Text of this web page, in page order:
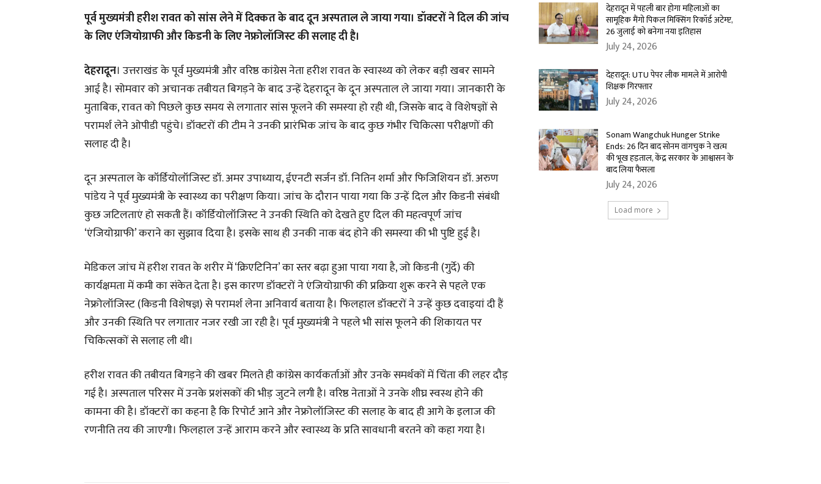
पूर्व मुख्यमंत्री हरीश रावत को सांस लेने में दिक्कत के बाद दून अस्पताल ले जाया गया। डॉक्टरों ने दिल की जांच
के लिए एंजियोग्राफी और किडनी के लिए नेफ्रोलॉजिस्ट की सलाह दी है।
देहरादून। उत्तराखंड के पूर्व मुख्यमंत्री और वरिष्ठ कांग्रेस नेता हरीश रावत के स्वास्थ्य को लेकर बड़ी खबर सामने
आई है। सोमवार को अचानक तबीयत बिगड़ने के बाद उन्हें देहरादून के दून अस्पताल ले जाया गया। जानकारी के
मुताबिक, रावत को पिछले कुछ समय से लगातार सांस फूलने की समस्या हो रही थी, जिसके बाद वे विशेषज्ञों से
परामर्श लेने ओपीडी पहुंचे। डॉक्टरों की टीम ने उनकी प्रारंभिक जांच के बाद कुछ गंभीर चिकित्सा परीक्षणों की
सलाह दी है।
दून अस्पताल के कॉर्डियोलॉजिस्ट डॉ. अमर उपाध्याय, ईएनटी सर्जन डॉ. नितिन शर्मा और फिजिशियन डॉ. अरुण
पांडेय ने पूर्व मुख्यमंत्री के स्वास्थ्य का परीक्षण किया। जांच के दौरान पाया गया कि उन्हें दिल और किडनी संबंधी
कुछ जटिलताएं हो सकती हैं। कॉर्डियोलॉजिस्ट ने उनकी स्थिति को देखते हुए दिल की महत्वपूर्ण जांच
‘एंजियोग्राफी’ कराने का सुझाव दिया है। इसके साथ ही उनकी नाक बंद होने की समस्या की भी पुष्टि हुई है।
मेडिकल जांच में हरीश रावत के शरीर में ‘क्रिएटिनिन’ का स्तर बढ़ा हुआ पाया गया है, जो किडनी (गुर्दे) की
कार्यक्षमता में कमी का संकेत देता है। इस कारण डॉक्टरों ने एंजियोग्राफी की प्रक्रिया शुरू करने से पहले एक
नेफ्रोलॉजिस्ट (किडनी विशेषज्ञ) से परामर्श लेना अनिवार्य बताया है। फिलहाल डॉक्टरों ने उन्हें कुछ दवाइयां दी हैं
और उनकी स्थिति पर लगातार नजर रखी जा रही है। पूर्व मुख्यमंत्री ने पहले भी सांस फूलने की शिकायत पर
चिकित्सकों से सलाह ली थी।
हरीश रावत की तबीयत बिगड़ने की खबर मिलते ही कांग्रेस कार्यकर्ताओं और उनके समर्थकों में चिंता की लहर दौड़
गई है। अस्पताल परिसर में उनके प्रशंसकों की भीड़ जुटने लगी है। वरिष्ठ नेताओं ने उनके शीघ्र स्वस्थ होने की
कामना की है। डॉक्टरों का कहना है कि रिपोर्ट आने और नेफ्रोलॉजिस्ट की सलाह के बाद ही आगे के इलाज की
रणनीति तय की जाएगी। फिलहाल उन्हें आराम करने और स्वास्थ्य के प्रति सावधानी बरतने को कहा गया है।
देहरादून में पहली बार होगा महिलाओं का
सामूहिक मैंगो पिकल मिक्सिंग रिकॉर्ड अटेम्प्ट,
26 जुलाई को बनेगा नया इतिहास
July 24, 2026
देहरादून: UTU पेपर लीक मामले में आरोपी
शिक्षक गिरफ्तार
July 24, 2026
Sonam Wangchuk Hunger Strike
Ends: 26 दिन बाद सोनम वांगचुक ने खत्म
की भूख हड़ताल, केंद्र सरकार के आश्वासन के
बाद लिया फैसला
July 24, 2026
Load more